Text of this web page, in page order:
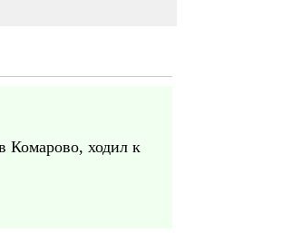
Комарово, ходил к